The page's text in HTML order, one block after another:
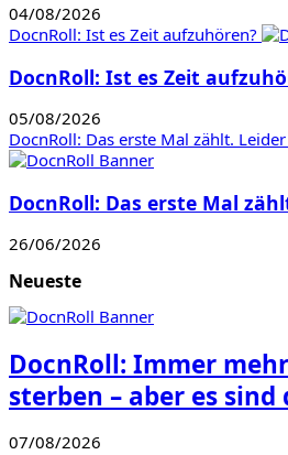
04/08/2026
DocnRoll: Ist es Zeit aufzuhören?
DocnRoll: Ist es Zeit
05/08/2026
DocnRoll: Das erste Mal zählt.
DocnRoll: Das erste Mal
26/06/2026
Neueste
DocnRoll: Immer
sterben – aber es
07/08/2026